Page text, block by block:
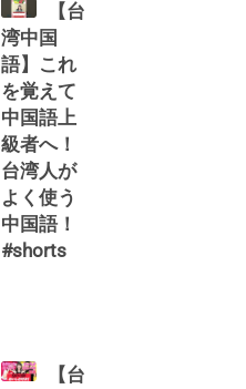
【台
湾中国
語】これ
を覚えて
中国語上
級者へ！
台湾人が
よく使う
中国語！
#shorts
【台